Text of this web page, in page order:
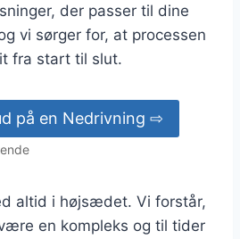
der passer til dine
vi sørger for, at processen
fra start til slut.
på en Nedrivning ⇨
altid i højsædet. Vi forstår,
en kompleks og til tider